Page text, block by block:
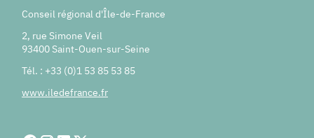
Conseil régional d'Île-de-France
2, rue Simone Veil
93400 Saint-Ouen-sur-Seine
Tél. : +33 (0)1 53 85 53 85
www.iledefrance.fr